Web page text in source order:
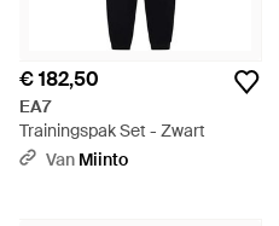
€ 182,50
EA7
Trainingspak Set - Zwart
Van Miinto